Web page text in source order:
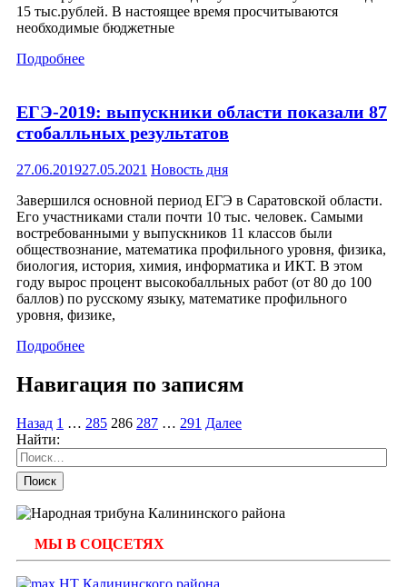
15 тыс.рублей. В настоящее время просчитываются
необходимые бюджетные
Подробнее
ЕГЭ-2019: выпускники области показали 87
стобалльных результатов
27.06.201927.05.2021 Новость дня
Завершился основной период ЕГЭ в Саратовской области.
Его участниками стали почти 10 тыс. человек. Самыми
востребованными у выпускников 11 классов были
обществознание, математика профильного уровня, физика,
биология, история, химия, информатика и ИКТ. В этом
году вырос процент высокобалльных работ (от 80 до 100
баллов) по русскому языку, математике профильного
уровня, физике,
Подробнее
Навигация по записям
Назад 1 … 285 286 287 … 291 Далее
Найти:
МЫ В СОЦСЕТЯХ